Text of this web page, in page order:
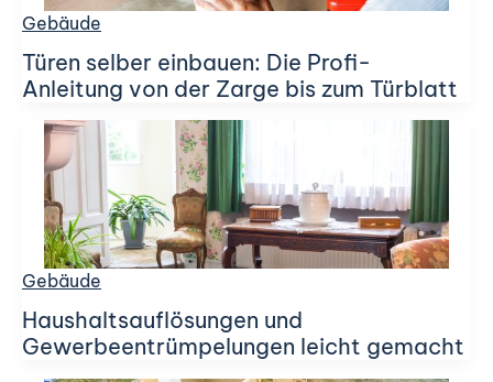
Gebäude
Türen selber einbauen: Die Profi-
Anleitung von der Zarge bis zum Türblatt
Gebäude
Haushaltsauflösungen und
Gewerbeentrümpelungen leicht gemacht